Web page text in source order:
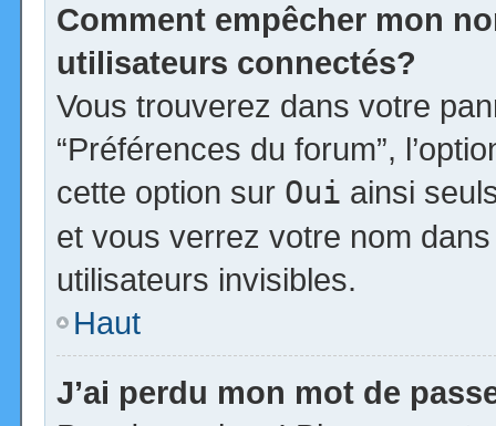
Comment empêcher mon
utilisateurs connectés?
Vous trouverez dans votre
“Préférences du forum”,
cette option sur Oui ainsi
et vous verrez votre nom
utilisateurs invisibles.
Haut
J’ai perdu mon mot de